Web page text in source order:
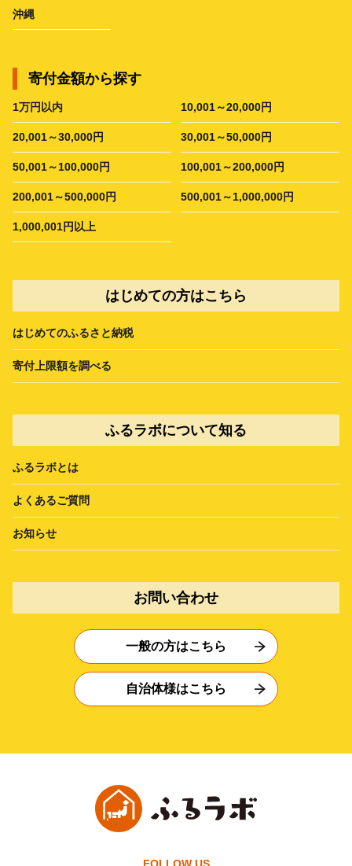
沖縄
寄付金額から探す
1万円以内 10,001～20,000円
20,001～30,000円 30,001～50,000円
50,001～100,000円 100,001～200,000円
200,001～500,000円 500,001～1,000,000円
1,000,001円以上
はじめての方はこちら
はじめてのふるさと納税
寄付上限額を調べる
ふるラボについて知る
ふるラボとは
よくあるご質問
お知らせ
お問い合わせ
一般の方はこちら
自治体様はこちら